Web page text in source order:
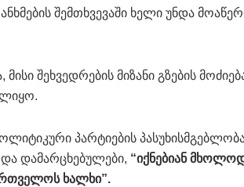
შემთხვევაში ხელი უნდა
შეხვედრების მიზანი გზების
პარტიების
და დამარცხებულები, “იქნებიან
ხალხი”.